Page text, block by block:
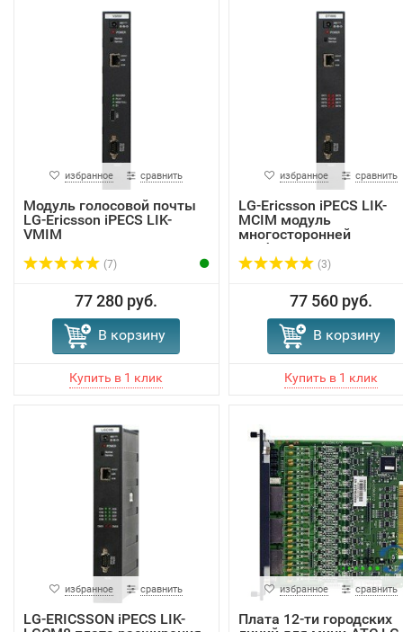
избранное сравнить
Модуль голосовой почты
LG-Ericsson iPECS LIK-
VMIM
(7)
77 280 руб.
В корзину
избранное сравнить
LG-Ericsson iPECS LIK-
MCIM модуль
многосторонней
конференции
(3)
77 560 руб.
В корзину
избранное сравнить
LG-ERICSSON iPECS LIK-
избранное сравнить
Плата 12-ти городских